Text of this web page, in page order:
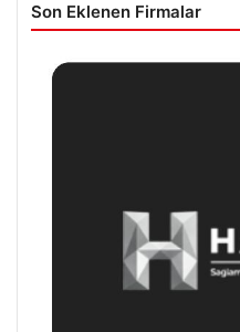
Son Eklenen Firmalar